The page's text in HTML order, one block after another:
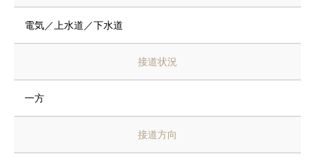
電気／上水道／下水道
接道状況
一方
接道方向